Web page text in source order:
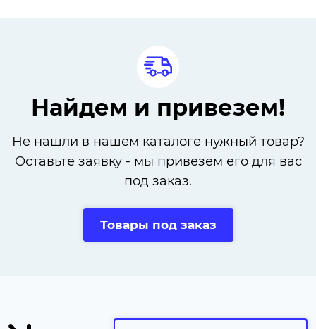
Найдем и привезем!
Не нашли в нашем каталоге нужный товар?
Оставьте заявку - мы привезем его для вас
под заказ.
Товары под заказ